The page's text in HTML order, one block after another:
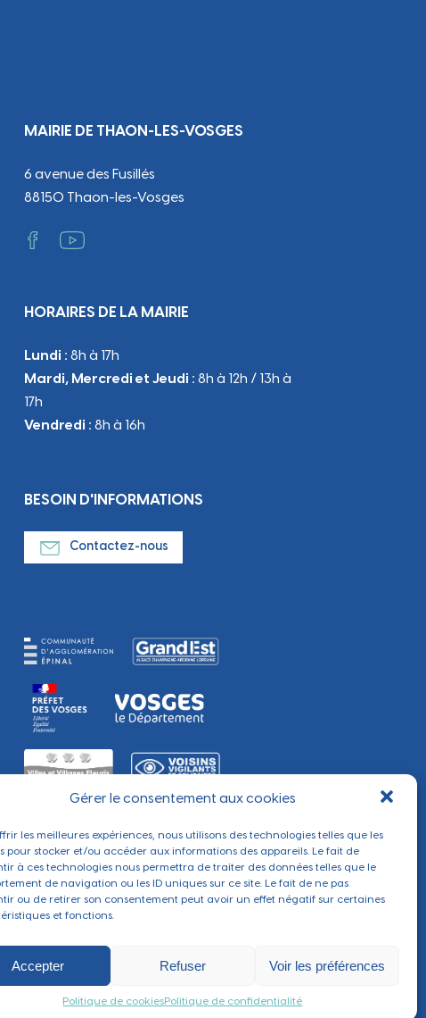
Gérer le consentement aux cookies
les meilleures expériences, nous utilisons des technologies telles que les
pour stocker et/ou accéder aux informations des appareils. Le fait de
à ces technologies nous permettra de traiter des données telles que le
de navigation ou les ID uniques sur ce site. Le fait de ne pas
ou de retirer son consentement peut avoir un effet négatif sur certaines
et fonctions.
Accepter Refuser Voir les préférences
Politique de cookiesPolitique de confidentialité
MAIRIE DE THAON-LES-VOSGES
6 avenue des Fusillés
88150 Thaon-les-Vosges
HORAIRES DE LA MAIRIE
Lundi : 8h à 17h
Mardi, Mercredi et Jeudi : 8h à 12h / 13h à
17h
Vendredi : 8h à 16h
BESOIN D'INFORMATIONS
Contactez-nous
Section 4